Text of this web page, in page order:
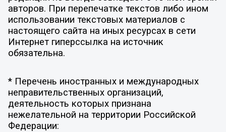
авторов. При перепечатке текстов либо ином
использовании текстовых материалов с
настоящего сайта на иных ресурсах в сети
Интернет гиперссылка на источник
обязательна.
* Перечень иностранных и международных
неправительственных организаций,
деятельность которых признана
нежелательной на территории Российской
Федерации: